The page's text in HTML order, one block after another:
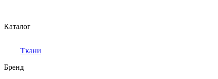
Каталог
Ткани
Бренд